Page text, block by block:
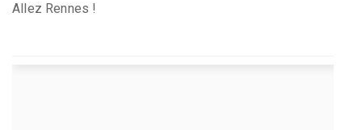
Allez Rennes !